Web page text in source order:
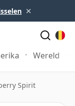
×
Wereld
Spirit